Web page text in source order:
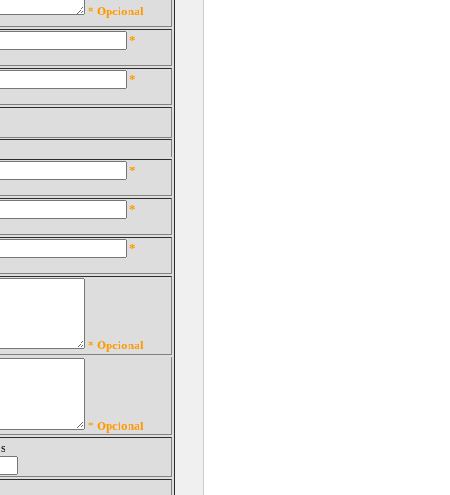
* Opcional
*
*
*
*
*
* Opcional
* Opcional